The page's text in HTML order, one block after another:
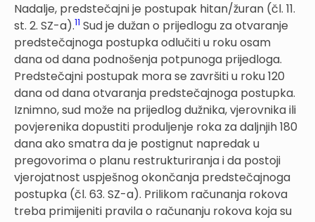
Nadalje, predstečajni je postupak hitan/žuran (čl. 11.
st. 2. SZ-a).11 Sud je dužan o prijedlogu za otvaranje
predstečajnoga postupka odlučiti u roku osam
dana od dana podnošenja potpunoga prijedloga.
Predstečajni postupak mora se završiti u roku 120
dana od dana otvaranja predstečajnoga postupka.
Iznimno, sud može na prijedlog dužnika, vjerovnika ili
povjerenika dopustiti produljenje roka za daljnjih 180
dana ako smatra da je postignut napredak u
pregovorima o planu restrukturiranja i da postoji
vjerojatnost uspješnog okončanja predstečajnoga
postupka (čl. 63. SZ-a). Prilikom računanja rokova
treba primijeniti pravila o računanju rokova koja su